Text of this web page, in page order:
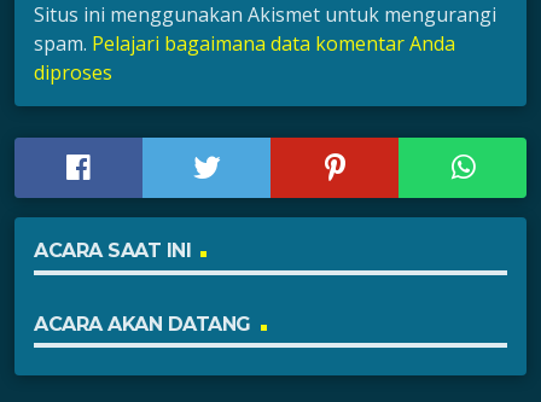
Situs ini menggunakan Akismet untuk mengurangi
spam. Pelajari bagaimana data komentar Anda
diproses
ACARA SAAT INI
ACARA AKAN DATANG